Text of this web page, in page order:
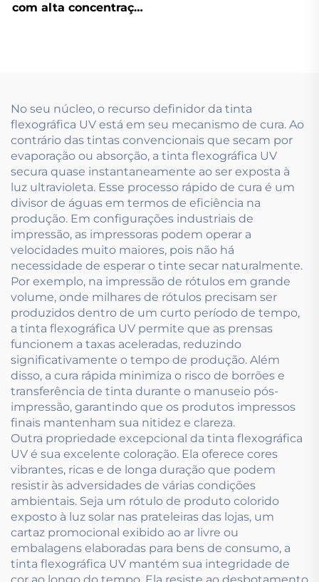
com alta concentração
No seu núcleo, o recurso definidor da tinta
flexográfica UV está em seu mecanismo de cura. Ao
contrário das tintas convencionais que secam por
evaporação ou absorção, a tinta flexográfica UV
secura quase instantaneamente ao ser exposta à
luz ultravioleta. Esse processo rápido de cura é um
divisor de águas em termos de eficiência na
produção. Em configurações industriais de
impressão, as impressoras podem operar a
velocidades muito maiores, pois não há
necessidade de esperar o tinte secar naturalmente.
Por exemplo, na impressão de rótulos em grande
volume, onde milhares de rótulos precisam ser
produzidos dentro de um curto período de tempo,
a tinta flexográfica UV permite que as prensas
funcionem a taxas aceleradas, reduzindo
significativamente o tempo de produção. Além
disso, a cura rápida minimiza o risco de borrões e
transferência de tinta durante o manuseio pós-
impressão, garantindo que os produtos impressos
finais mantenham sua nitidez e clareza.
Outra propriedade excepcional da tinta flexográfica
UV é sua excelente coloração. Ela oferece cores
vibrantes, ricas e de longa duração que podem
resistir às adversidades de várias condições
ambientais. Seja um rótulo de produto colorido
exposto à luz solar nas prateleiras das lojas, um
cartaz promocional exibido ao ar livre ou
embalagens elaboradas para bens de consumo, a
tinta flexográfica UV mantém sua integridade de